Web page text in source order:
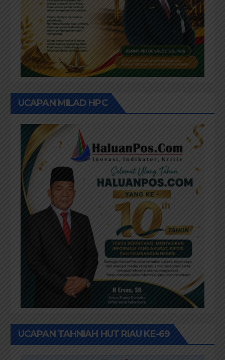
UCAPAN MILAD HPC
UCAPAN TAHNIAH HUT RIAU KE-69